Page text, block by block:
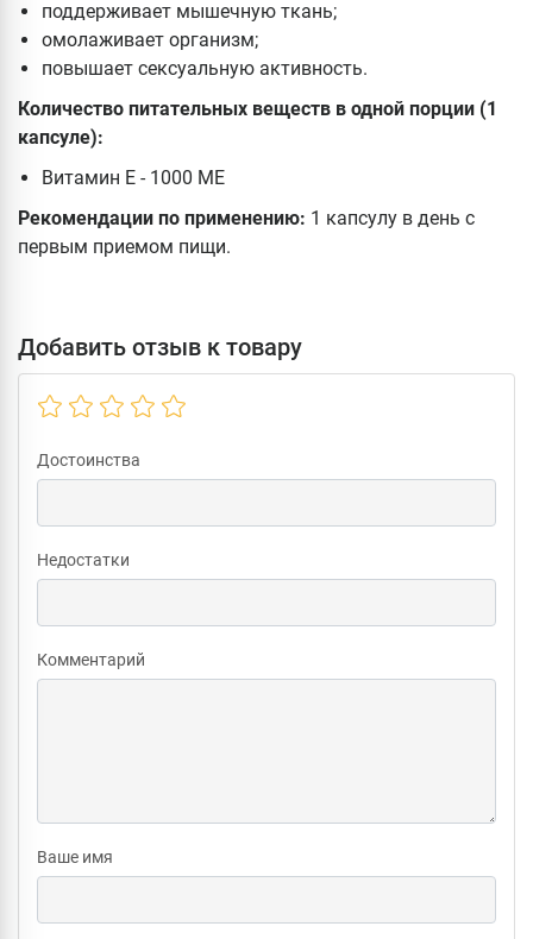
поддерживает мышечную ткань;
омолаживает организм;
повышает сексуальную активность.
Количество питательных веществ в одной порции (1
капсуле):
Витамин Е - 1000 МЕ
Рекомендации по применению: 1 капсулу в день с
первым приемом пищи.
Добавить отзыв к товару
Достоинства
Недостатки
Комментарий
Ваше имя